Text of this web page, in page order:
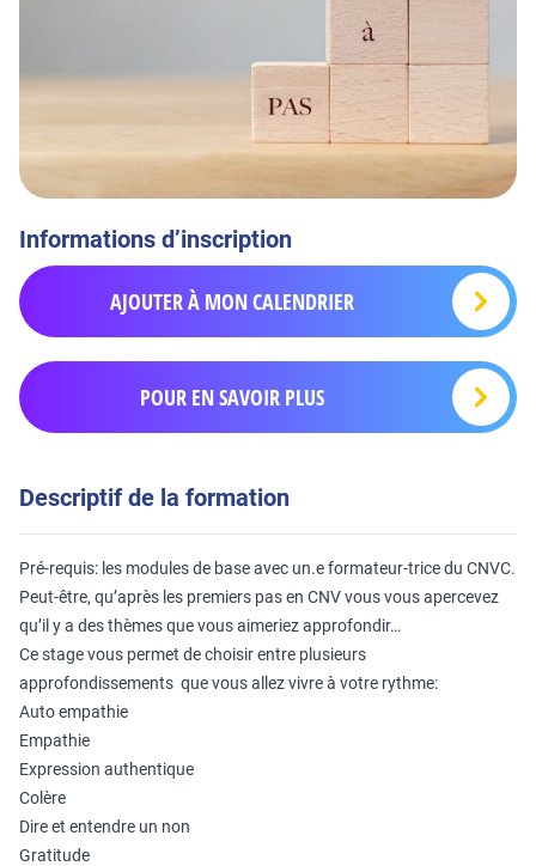
Informations d’inscription
AJOUTER À MON CALENDRIER
POUR EN SAVOIR PLUS
Descriptif de la formation
Pré-requis: les modules de base avec un.e formateur-trice du CNVC.
Peut-être, qu’après les premiers pas en CNV vous vous apercevez
qu’il y a des thèmes que vous aimeriez approfondir…
Ce stage vous permet de choisir entre plusieurs
approfondissements que vous allez vivre à votre rythme:
Auto empathie
Empathie
Expression authentique
Colère
Dire et entendre un non
Gratitude